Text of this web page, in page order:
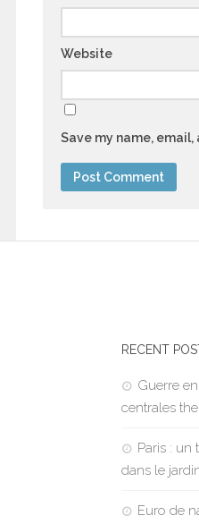
Website
Save my name,
RECENT
Guerre
centrales
Paris :
dans le
Euro de